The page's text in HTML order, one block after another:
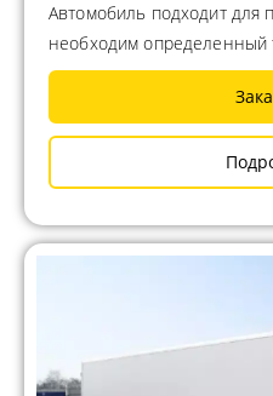
Автомобиль подходит для
необходим определенный